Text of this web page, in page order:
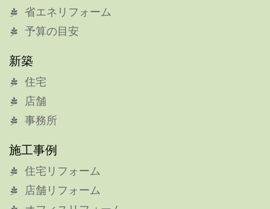
省エネリフォーム
予算の目安
新築
住宅
店舗
事務所
施工事例
住宅リフォーム
店舗リフォーム